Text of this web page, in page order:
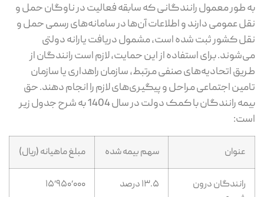
به طور معمول رانندگانی که سابقه فعالیت در ناوگان حمل ‌و
نقل عمومی دارند و اطلاعات آن‌ها در سامانه‌های رسمی حمل‌ و
نقل کشور ثبت شده است، مشمول دریافت یارانه دولتی
می‌شوند. برای استفاده از این حمایت، لازم است رانندگان از
طریق اتحادیه‌های صنفی مرتبط، سازمان راهداری یا سازمان
تامین اجتماعی مراحل و پیگیری‌های لازم را انجام دهند. حق
بیمه رانندگان با کمک دولت در سال 1404 به شرح جدول زیر
است:
عنوان سهم بیمه شده مبلغ ماهیانه (ریال)
رانندگان درون
۱۳.۵ درصد ۱۵٬۹۵۰٬۰۰۰